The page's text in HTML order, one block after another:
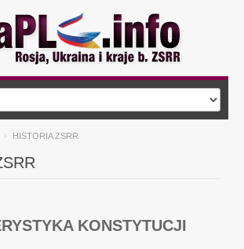
HISTORIA ZSRR
KONSTYTUCJI